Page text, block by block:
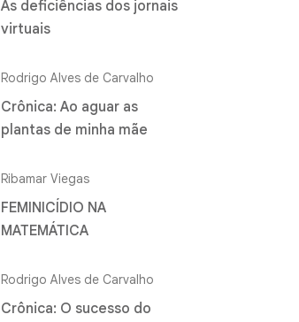
As deficiências dos jornais
virtuais
Rodrigo Alves de Carvalho
Crônica: Ao aguar as
plantas de minha mãe
Ribamar Viegas
FEMINICÍDIO NA
MATEMÁTICA
Rodrigo Alves de Carvalho
Crônica: O sucesso do